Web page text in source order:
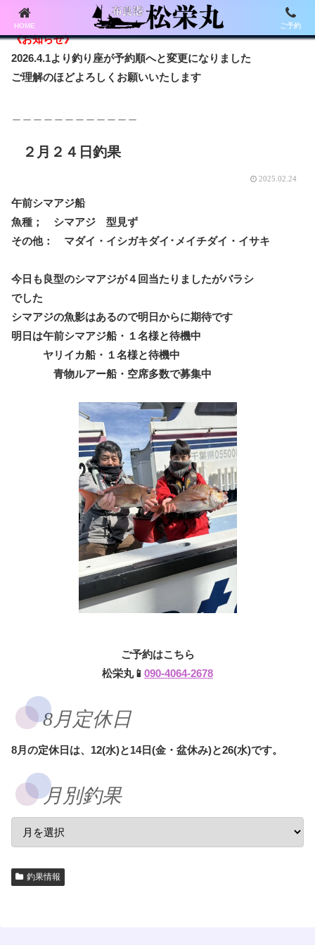
《お知らせ》
2026.4.1より釣り座が予約順へと変更になりました
ご理解のほどよろしくお願いいたします
２月２４日釣果
2025.02.24
午前シマアジ船
魚種； シマアジ 型見ず
その他： マダイ・イシガキダイ･メイチダイ・イサキ
今日も良型のシマアジが４回当たりましたがバラシ
でした
シマアジの魚影はあるので明日からに期待です
明日は午前シマアジ船・１名様と待機中
ヤリイカ船・１名様と待機中
青物ルアー船・空席多数で募集中
ご予約はこちら
松栄丸📱 090-4064-2678
8月定休日
8月の定休日は、12(水)と14日(金・盆休み)と26(水)です。
月別釣果
釣果情報
HOME ご予約